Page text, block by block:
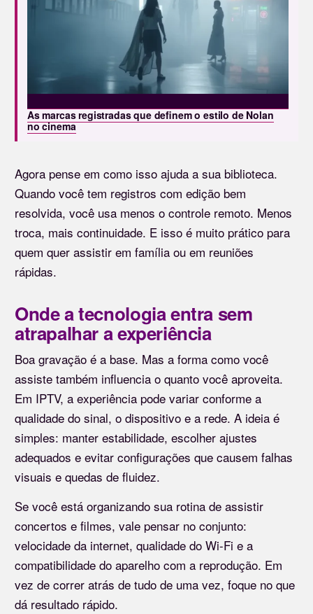
As marcas registradas que definem o estilo de Nolan
no cinema
Agora pense em como isso ajuda a sua biblioteca.
Quando você tem registros com edição bem
resolvida, você usa menos o controle remoto. Menos
troca, mais continuidade. E isso é muito prático para
quem quer assistir em família ou em reuniões
rápidas.
Onde a tecnologia entra sem
atrapalhar a experiência
Boa gravação é a base. Mas a forma como você
assiste também influencia o quanto você aproveita.
Em IPTV, a experiência pode variar conforme a
qualidade do sinal, o dispositivo e a rede. A ideia é
simples: manter estabilidade, escolher ajustes
adequados e evitar configurações que causem falhas
visuais e quedas de fluidez.
Se você está organizando sua rotina de assistir
concertos e filmes, vale pensar no conjunto:
velocidade da internet, qualidade do Wi-Fi e a
compatibilidade do aparelho com a reprodução. Em
vez de correr atrás de tudo de uma vez, foque no que
dá resultado rápido.